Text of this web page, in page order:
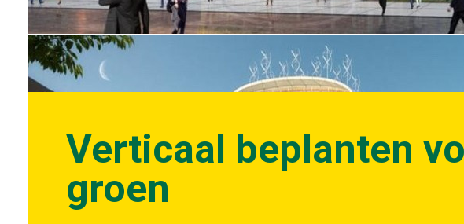
Verticaal beplanten
groen